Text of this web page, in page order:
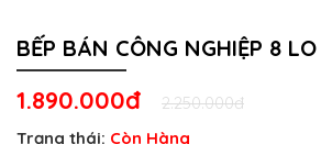
BẾP BÁN CÔNG NGHIỆP 8 LO
1.890.000đ
2.250.000đ
Trạng thái: Còn Hàng